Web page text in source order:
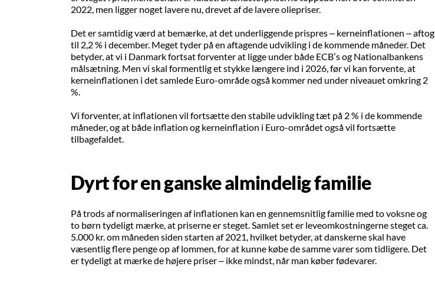
2022, men ligger noget lavere nu, drevet af de lavere oliepriser.
Det er samtidig værd at bemærke, at det underliggende prispres – kerneinflationen – aftog
til 2,2 % i december. Meget tyder på en aftagende udvikling i de kommende måneder. Det
betyder, at vi i Danmark fortsat forventer at ligge under både ECB’s og Nationalbankens
målsætning. Men vi skal formentlig et stykke længere ind i 2026, før vi kan forvente, at
kerneinflationen i det samlede Euro-område også kommer ned under niveauet omkring 2
%.
Vi forventer, at inflationen vil fortsætte den stabile udvikling tæt på 2 % i de kommende
måneder, og at både inflation og kerneinflation i Euro-området også vil fortsætte
tilbagefaldet.
Dyrt for en ganske almindelig familie
På trods af normaliseringen af inflationen kan en gennemsnitlig familie med to voksne og
to børn tydeligt mærke, at priserne er steget. Samlet set er leveomkostningerne steget ca.
5.000 kr. om måneden siden starten af 2021, hvilket betyder, at danskerne skal have
væsentlig flere penge op af lommen, for at kunne købe de samme varer som tidligere. Det
er tydeligt at mærke de højere priser – ikke mindst, når man køber fødevarer.